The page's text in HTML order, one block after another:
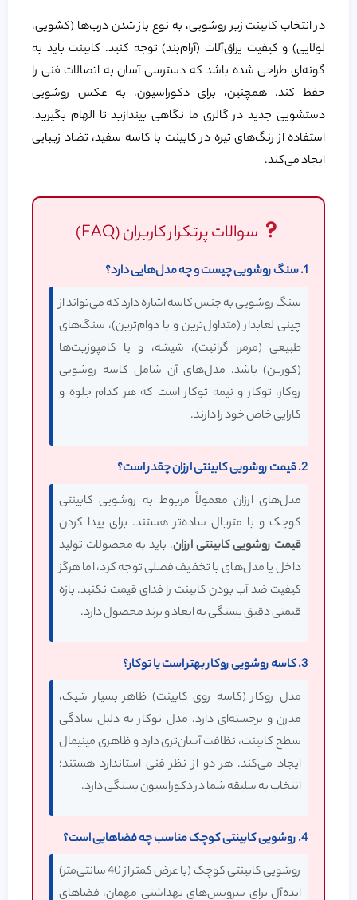
در انتخاب کابینت زیر روشویی، به نوع باز شدن درب‌ها (کشویی،
لولایی) و کیفیت یراق‌آلات (آرام‌بند) توجه کنید. کابینت باید به
گونه‌ای طراحی شده باشد که دسترسی آسان به اتصالات فنی را
حفظ کند. همچنین، برای دکوراسیون، به عکس روشویی
دستشویی جدید در گالری ما نگاهی بیندازید تا الهام بگیرید.
استفاده از رنگ‌های تیره در کابینت با کاسه سفید، تضاد زیبایی
ایجاد می‌کند.
سوالات پرتکرار کاربران (FAQ)
1. سنگ روشویی چیست و چه مدل‌هایی دارد؟
سنگ روشویی به جنس کاسه اشاره دارد که می‌تواند از
چینی لعابدار (متداول‌ترین و با دوام‌ترین)، سنگ‌های
طبیعی (مرمر، گرانیت)، شیشه، و یا کامپوزیت‌ها
(کورین) باشد. مدل‌های آن شامل کاسه روشویی
روکار، توکار و نیمه توکار است که هر کدام جلوه و
کارایی خاص خود را دارند.
2. قیمت روشویی کابینتی ارزانچقدر است؟
مدل‌های ارزان معمولاً مربوط به روشویی کابینتی
کوچک و با متریال ساده‌تر هستند. برای پیدا کردن
قیمت روشویی کابینتی ارزان، باید به محصولات تولید
داخل یا مدل‌های با تخفیف فصلی توجه کرد، اما هرگز
کیفیت ضد آب بودن کابینت را فدای قیمت نکنید. بازه
قیمتی دقیق بستگی به ابعاد و برند محصول دارد.
3. کاسه روشویی روکار بهتر است یا توکار؟
مدل روکار (کاسه روی کابینت) ظاهر بسیار شیک،
مدرن و برجسته‌ای دارد. مدل توکار به دلیل سادگی
سطح کابینت، نظافت آسان‌تری دارد و ظاهری مینیمال
ایجاد می‌کند. هر دو از نظر فنی استاندارد هستند؛
انتخاب به سلیقه شما در دکوراسیون بستگی دارد.
4. روشویی کابینتی کوچکمناسب چه فضاهایی است؟
روشویی کابینتی کوچک (با عرض کمتر از 40 سانتی‌متر)
ایده‌آل برای سرویس‌های بهداشتی مهمان، فضاهای